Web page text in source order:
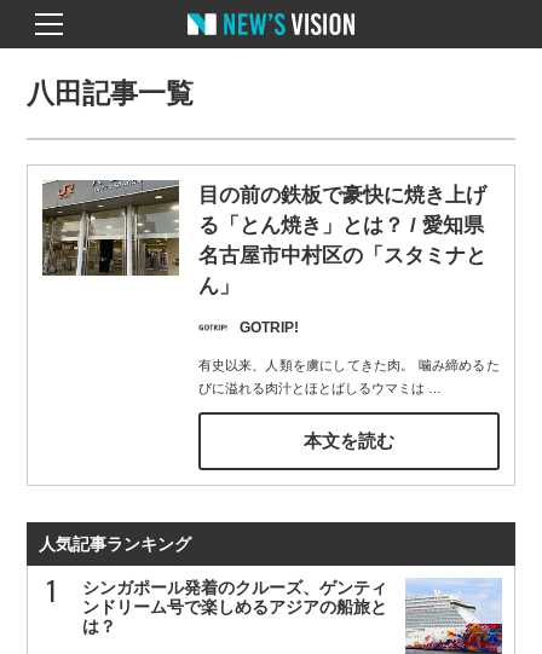
八田記事一覧
目の前の鉄板で豪快に焼き上げ
る「とん焼き」とは？ / 愛知県
名古屋市中村区の「スタミナと
ん」
GOTRIP!
有史以来、人類を虜にしてきた肉。 噛み締めるた
びに溢れる肉汁とほとばしるウマミは
本文を読む
人気記事ランキング
シンガポール発着のクルーズ、ゲンティ
ンドリーム号で楽しめるアジアの船旅と
は？